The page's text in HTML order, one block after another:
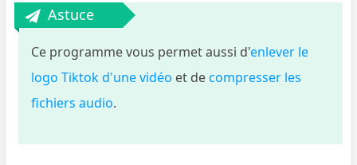
Astuce
Ce programme vous permet aussi d'enlever le
logo Tiktok d'une vidéo et decompresser les
fichiers audio.